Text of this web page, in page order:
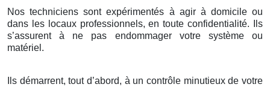
Nos techniciens sont expérimentés à agir à domicile ou
dans les locaux professionnels, en toute confidentialité. Ils
s’assurent à ne pas endommager votre système ou
matériel.
Ils démarrent, tout d’abord, à un contrôle minutieux de votre